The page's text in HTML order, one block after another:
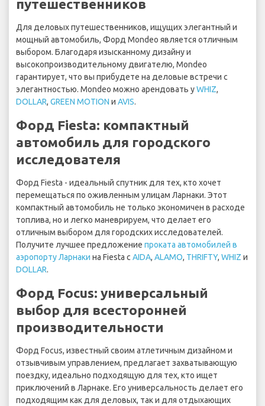
путешественников
Для деловых путешественников, ищущих элегантный и
мощный автомобиль, Форд Mondeo является отличным
выбором. Благодаря изысканному дизайну и
высокопроизводительному двигателю, Mondeo
гарантирует, что вы прибудете на деловые встречи с
элегантностью. Mondeo можно арендовать уWHIZ,
DOLLAR, GREEN MOTION и AVIS.
Форд Fiesta: компактный
автомобиль для городского
исследователя
Форд Fiesta - идеальный спутник для тех, кто хочет
перемещаться по оживленным улицам Ларнаки. Этот
компактный автомобиль не только экономичен в расходе
топлива, но и легко маневрируем, что делает его
отличным выбором для городских исследователей.
Получите лучшее предложение проката автомобилей в
аэропорту Ларнаки на Fiesta с AIDA, ALAMO, THRIFTY, WHIZ и
DOLLAR.
Форд Focus: универсальный
выбор для всесторонней
производительности
Форд Focus, известный своим атлетичным дизайном и
отзывчивым управлением, предлагает захватывающую
поездку, идеально подходящую для тех, кто ищет
приключений в Ларнаке. Его универсальность делает его
подходящим как для деловых, так и для отдыхающих